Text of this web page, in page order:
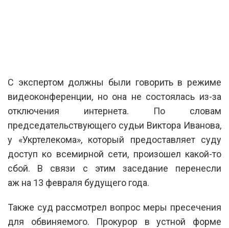
С экспертом должны были говорить в режиме
видеоконференции, но она не состоялась из-за
отключения интернета. По словам
председательствующего судьи Виктора Иванова,
у «Укртелекома», который предоставляет суду
доступ ко всемирной сети, произошел какой-то
сбой. В связи с этим заседание перенесли
аж на 13 февраля будущего года.
Также суд рассмотрел вопрос меры пресечения
для обвиняемого. Прокурор в устной форме